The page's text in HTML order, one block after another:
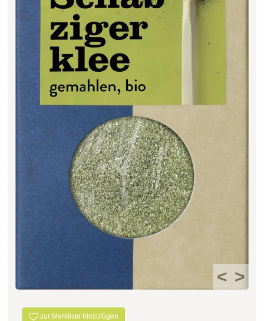
Wildkraut Detail
KATEGORIE
Filter zurücksetzen
< >
zur Merkliste hinzufügen